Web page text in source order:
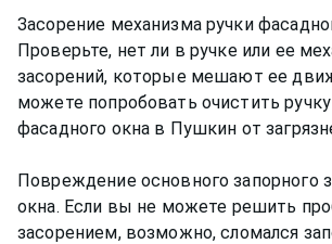
Засорение механизма ручки
Проверьте, нет ли в ручке или ее
засорений, которые мешают ее
можете попробовать очистить
фасадного окна в Пушкин от
Повреждение основного запорного
окна. Если вы не можете решить
засорением, возможно, сломался